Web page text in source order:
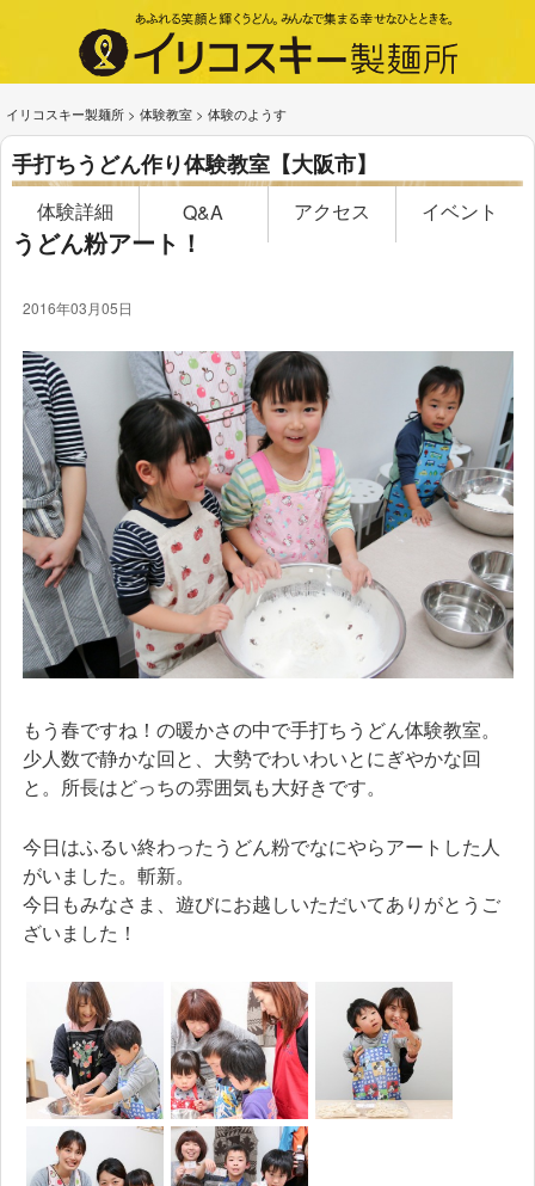
イリコスキー製麺所 > 体験教室 > 体験のようす
手打ちうどん作り体験教室【大阪市】
体験詳細 Q&A アクセス イベント
うどん粉アート！
2016年03月05日
もう春ですね！の暖かさの中で手打ちうどん体験教室。
少人数で静かな回と、大勢でわいわいとにぎやかな回
と。所長はどっちの雰囲気も大好きです。
今日はふるい終わったうどん粉でなにやらアートした人
がいました。斬新。
今日もみなさま、遊びにお越しいただいてありがとうご
ざいました！